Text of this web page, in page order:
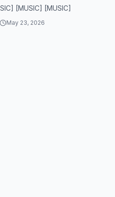
#drama
#suspense
[MUSIC] [MUSIC]
May 23, 2026